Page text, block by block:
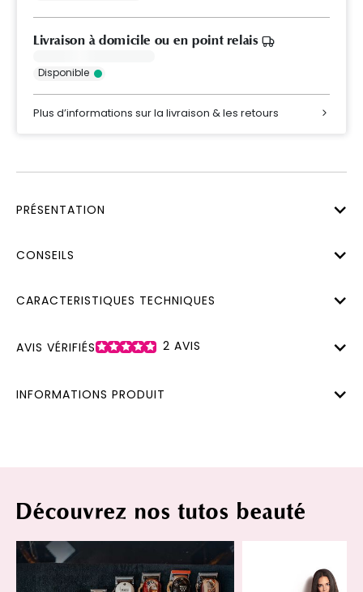
Livraison à domicile ou en point relais
Disponible
Plus d’informations sur la livraison & les retours
PRÉSENTATION
CONSEILS
CARACTERISTIQUES TECHNIQUES
AVIS VÉRIFIÉS 2 AVIS
INFORMATIONS PRODUIT
Découvrez nos tutos beauté